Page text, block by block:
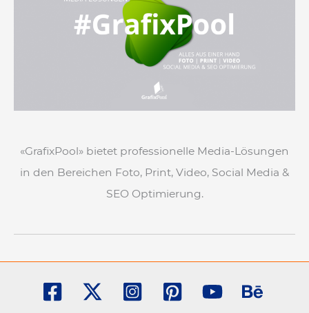
«GrafixPool» bietet professionelle Media-Lösungen
in den Bereichen Foto, Print, Video, Social Media &
SEO Optimierung.